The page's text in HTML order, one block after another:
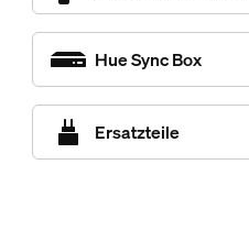
Hue Sync Box
Ersatzteile